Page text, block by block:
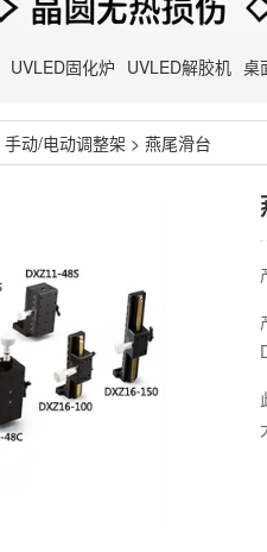
UVLED固化炉 UVLED解胶机 桌
手动/电动调整架 > 燕尾滑台